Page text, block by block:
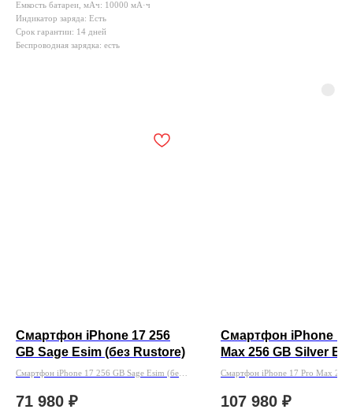
Емкость батареи, мАч: 10000 мА·ч
Индикатор заряда: Есть
Срок гарантии: 14 дней
Беспроводная зарядка: есть
Смартфон iPhone 17 256
GB Sage Esim (без Rustore)
Смартфон iPhone 17 256 GB Sage Esim (без
71 980 ₽
Смартфон iPhone 17
Max 256 GB Silver
(без Rustore)
Смартфон iPhone 17 Pro Max 256
107 980 ₽